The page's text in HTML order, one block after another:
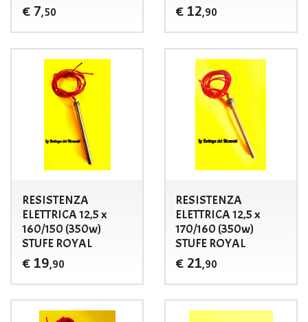
€ 7,50 € 12,90
RESISTENZA
ELETTRICA 12,5 x
160/150 (350w)
STUFE ROYAL
€ 19,90
RESISTENZA
ELETTRICA 12,5 x
170/160 (350w)
STUFE ROYAL
€ 21,90